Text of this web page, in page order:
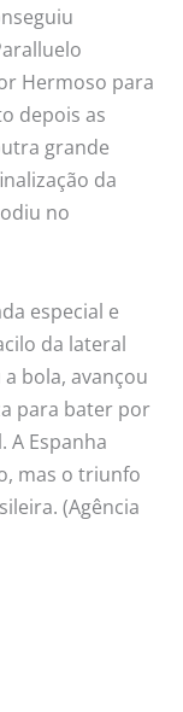
Hermoso para
depois as
grande
da
no
especial e
da lateral
bola, avançou
para bater por
A Espanha
mas o triunfo
(Agência